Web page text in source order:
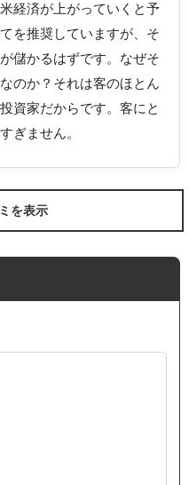
経済が上がっていくと予
を推奨していますが、そ
儲かるはずです。なぜそ
のか？それは客のほとん
資家だからです。客にと
ぎません。
を表示